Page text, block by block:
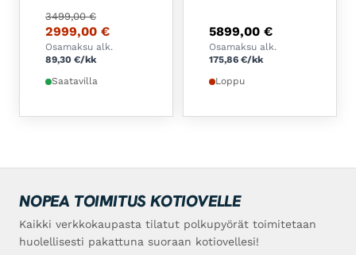
3499,00€
Alkuperäinen hinta oli: 3499,00 €.
2999,00 €
Nykyinen hinta on: 2999,00 €.
Osamaksu alk.
89,30 €/kk
Saatavilla
5899,00 €
Osamaksu alk.
175,86 €/kk
Loppu
NOPEA TOIMITUS KOTIOVELLE
Kaikki verkkokaupasta tilatut polkupyörät toimitetaan
huolellisesti pakattuna suoraan kotiovellesi!